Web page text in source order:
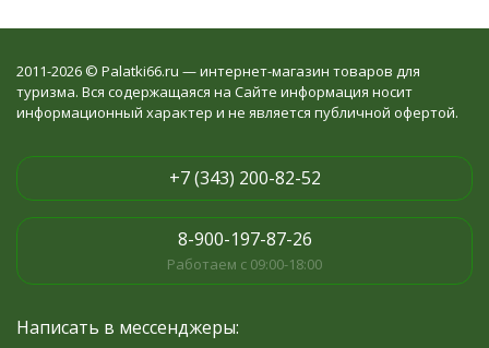
2011-2026 © Palatki66.ru — интернет-магазин товаров для
туризма. Вся содержащаяся на Сайте информация носит
информационный характер и не является публичной офертой.
+7 (343) 200-82-52
8-900-197-87-26
Работаем с 09:00-18:00
Написать в мессенджеры: